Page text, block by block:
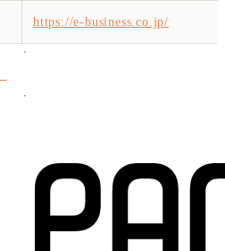
https://e-business.co.jp/